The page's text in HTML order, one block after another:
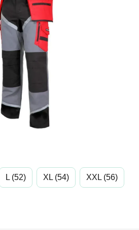
L (52) XL (54) XXL (56)